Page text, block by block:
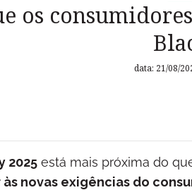
os
data: 21/08/
2025está mais próxima do
novas exigências do